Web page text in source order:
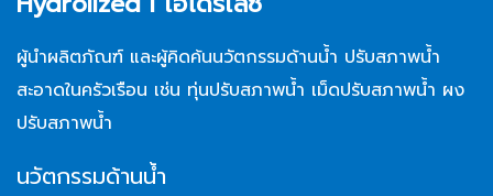
ผู้นำผลิตภัณฑ์ และผู้คิดค้นนวัตกรรมด้านน้ำ ปรับสภาพน้ำ
สะอาดในครัวเรือน เช่น ทุ่นปรับสภาพน้ำ เม็ดปรับสภาพน้ำ ผง
ปรับสภาพน้ำ
นวัตกรรมด้านน้ำ